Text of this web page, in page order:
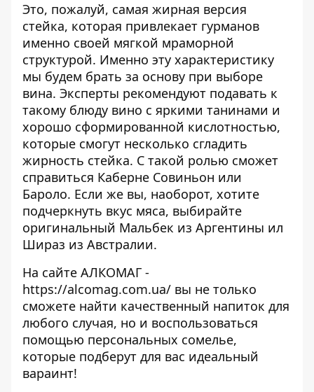
Это, пожалуй, самая жирная версия
стейка, которая привлекает гурманов
именно своей мягкой мраморной
структурой. Именно эту характеристику
мы будем брать за основу при выборе
вина. Эксперты рекомендуют подавать к
такому блюду вино с яркими танинами и
хорошо сформированной кислотностью,
которые смогут несколько сгладить
жирность стейка. С такой ролью сможет
справиться Каберне Совиньон или
Бароло. Если же вы, наоборот, хотите
подчеркнуть вкус мяса, выбирайте
оригинальный Мальбек из Аргентины ил
Шираз из Австралии.
На сайте АЛКОМАГ -
https://alcomag.com.ua/ вы не только
сможете найти качественный напиток для
любого случая, но и воспользоваться
помощью персональных сомелье,
которые подберут для вас идеальный
вараинт!